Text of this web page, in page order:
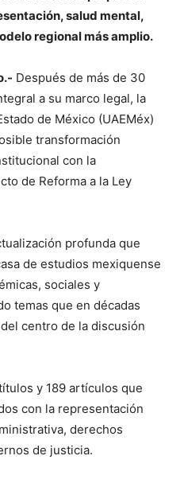
salud mental,
regional más amplio.
Después de más de 30
a su marco legal, la
de México (UAEMéx)
transformación
con la
de Reforma a la Ley
profunda que
de estudios mexiquense
sociales y
temas que en décadas
centro de la discusión
y 189 artículos que
con la representación
derechos
de justicia.